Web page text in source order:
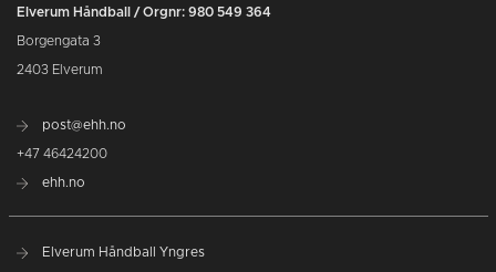
Elverum Håndball / Orgnr: 980 549 364
Borgengata 3
2403 Elverum
post@ehh.no
+47 46424200
ehh.no
Elverum Håndball Yngres